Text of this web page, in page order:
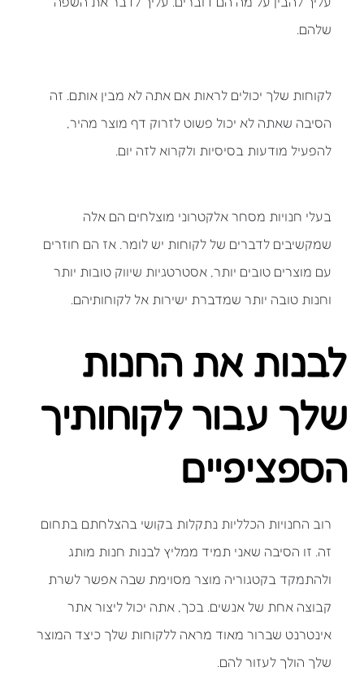
שלהם.
לקוחות שלך יכולים לראות אם אתה לא מבין אותם. זה
הסיבה שאתה לא יכול פשוט לזרוק דף מוצר מהיר,
להפעיל מודעות בסיסיות ולקרוא לזה יום.
בעלי חנויות מסחר אלקטרוני מוצלחים הם אלה
שמקשיבים לדברים של לקוחות יש לומר. אז הם חוזרים
עם מוצרים טובים יותר, אסטרטגיות שיווק טובות יותר
וחנות טובה יותר שמדברת ישירות אל לקוחותיהם.
לבנות את החנות
שלך עבור לקוחותיך
הספציפיים
רוב החנויות הכלליות נתקלות בקושי בהצלחתם בתחום
זה. זו הסיבה שאני תמיד ממליץ לבנות חנות מותג
ולהתמקד בקטגוריה מוצר מסוימת שבה אפשר לשרת
קבוצה אחת של אנשים. בכך, אתה יכול ליצור אתר
אינטרנט שברור מאוד מראה ללקוחות שלך כיצד המוצר
שלך הולך לעזור להם.